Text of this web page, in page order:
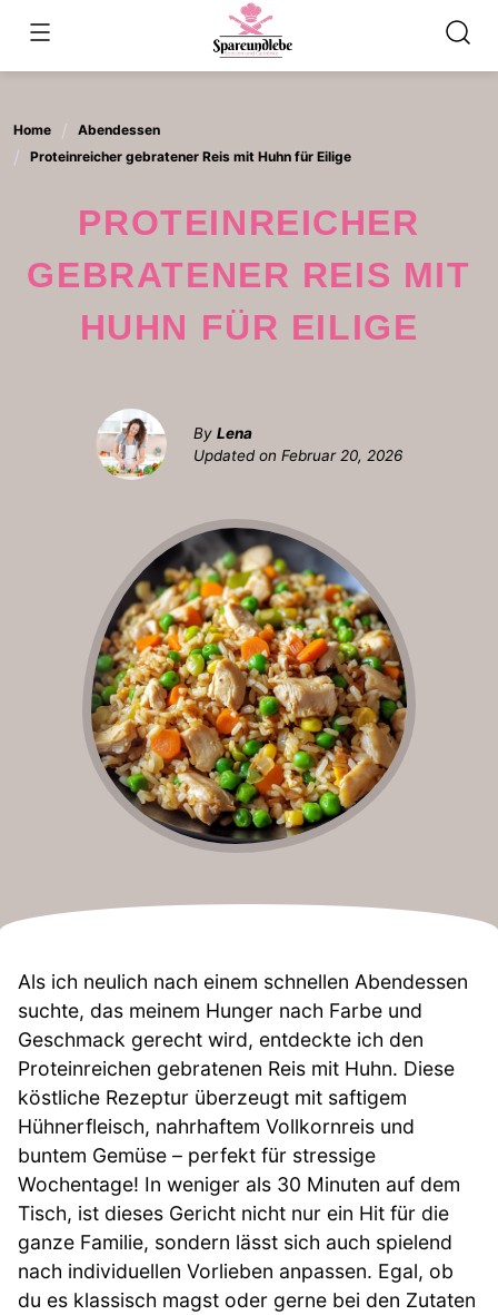
content
Home
Abendessen
Proteinreicher gebratener Reis mit Huhn für Eilige
PROTEINREICHER
GEBRATENER REIS MIT
HUHN FÜR EILIGE
By Lena
Updated on Februar 20, 2026
Als ich neulich nach einem schnellen Abendessen
suchte, das meinem Hunger nach Farbe und
Geschmack gerecht wird, entdeckte ich den
Proteinreichen gebratenen Reis mit Huhn. Diese
köstliche Rezeptur überzeugt mit saftigem
Hühnerfleisch, nahrhaftem Vollkornreis und
buntem Gemüse – perfekt für stressige
Wochentage! In weniger als 30 Minuten auf dem
Tisch, ist dieses Gericht nicht nur ein Hit für die
ganze Familie, sondern lässt sich auch spielend
nach individuellen Vorlieben anpassen. Egal, ob
du es klassisch magst oder gerne bei den Zutaten